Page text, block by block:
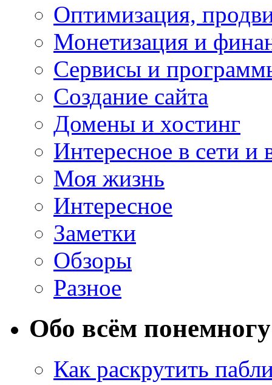
Оптимизация,
Монетизация и
Сервисы и
Создание сайта
Домены и хостинг
Интересное в сети и
Моя жизнь
Интересное
Заметки
Обзоры
Разное
Обо всём понемногу
Как раскрутить